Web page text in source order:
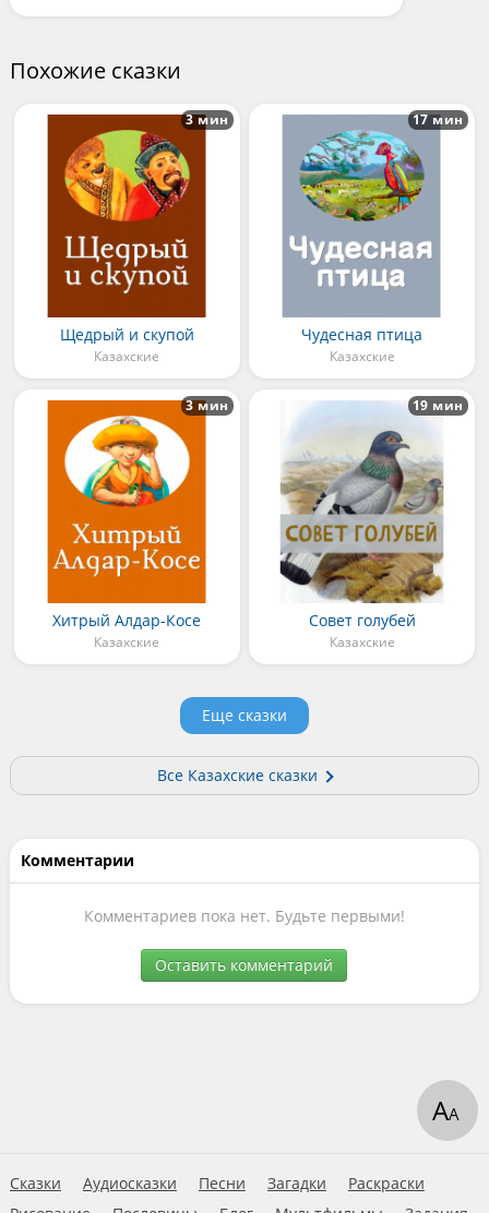
Похожие сказки
Щедрый и скупой
Казахские
3 мин
Чудесная птица
Казахские
17 мин
Хитрый Алдар-Косе
Казахские
3 мин
Совет голубей
Казахские
19 мин
Еще сказки
Все Казахские сказки
Комментарии
Комментариев пока нет. Будьте первыми!
Оставить комментарий
Сказки Аудиосказки Песни Загадки
Раскраски
АА